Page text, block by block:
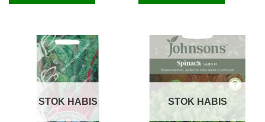
STOK HABIS STOK HABIS